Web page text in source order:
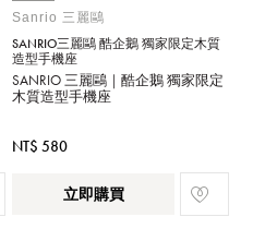
Sanrio 三麗鷗
SANRIO三麗鷗 酷企鵝 獨家限定木質
造型手機座
SANRIO 三麗鷗｜酷企鵝 獨家限定
木質造型手機座
NT$ 580
立即購買